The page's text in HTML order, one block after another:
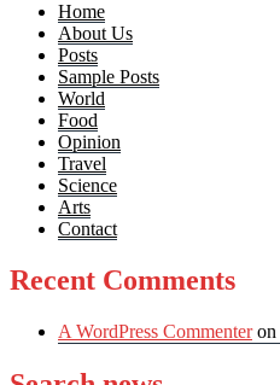
Home
About Us
Posts
Sample Posts
World
Food
Opinion
Travel
Science
Arts
Contact
Recent Comments
A WordPress Commenteron